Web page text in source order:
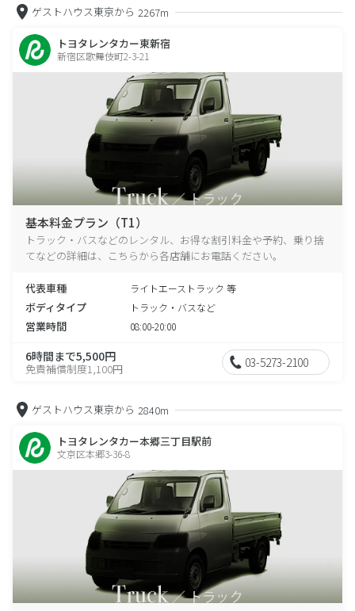
ゲストハウス東京から 2267m
トヨタレンタカー東新宿
新宿区歌舞伎町2-3-21
基本料金プラン（T1）
トラック・バスなどのレンタル、お得な割引料金や予約、乗り捨
てなどの詳細は、こちらから各店舗にお電話ください。
代表車種 ライトエーストラック 等
ボディタイプ トラック・バスなど
営業時間 08:00-20:00
6時間まで5,500円
免責補償制度1,100円 03-5273-2100
ゲストハウス東京から 2840m
トヨタレンタカー本郷三丁目駅前
文京区本郷3-36-8